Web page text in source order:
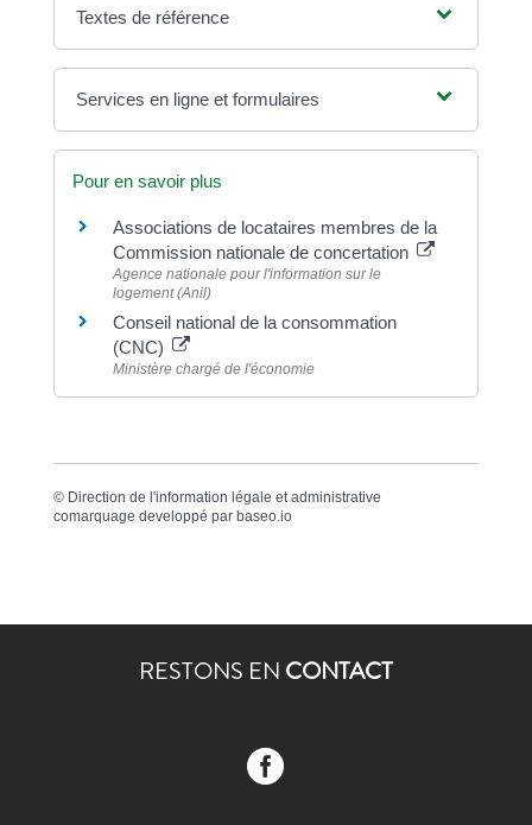
Textes de référence
Services en ligne et formulaires
Pour en savoir plus
Associations de locataires membres de la
Commission nationale de concertation
Agence nationale pour l'information sur le
logement (Anil)
Conseil national de la consommation
(CNC)
Ministère chargé de l'économie
© Direction de l'information légale et administrative
comarquage developpé par baseo.io
RESTONS EN CONTACT
